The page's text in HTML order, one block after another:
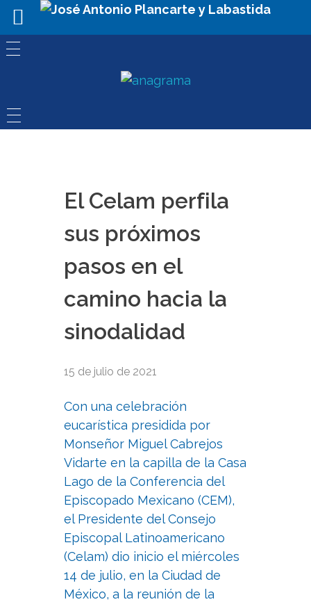
El Celam perfila
sus próximos
pasos en el
camino hacia la
sinodalidad
15 de julio de 2021
Con una celebración
eucarística presidida por
Monseñor Miguel Cabrejos
Vidarte en la capilla de la Casa
Lago de la Conferencia del
Episcopado Mexicano (CEM),
el Presidente del Consejo
Episcopal Latinoamericano
(Celam) dio inicio el miércoles
14 de julio, en la Ciudad de
México, a la reunión de la